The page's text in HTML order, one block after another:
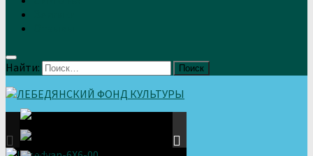
Найти: